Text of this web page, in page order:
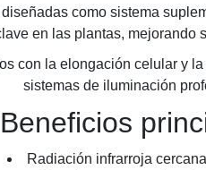
como sistema
en las plantas, mejorando
con la elongación celular y
sistemas de iluminación
Beneficios
Radiación infrarroja